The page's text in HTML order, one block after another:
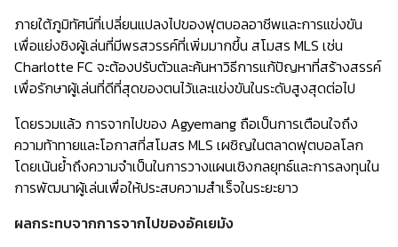
ภายใต้ภูมิทัศน์ที่เปลี่ยนแปลงไปของฟุตบอลอาชีพและการแข่งขัน
เพื่อแย่งชิงผู้เล่นที่มีพรสวรรค์ที่เพิ่มมากขึ้น สโมสร MLS เช่น
Charlotte FC จะต้องปรับตัวและค้นหาวิธีการแก้ปัญหาที่สร้างสรรค์
เพื่อรักษาผู้เล่นที่ดีที่สุดของตนไว้และแข่งขันในระดับสูงสุดต่อไป
โดยรวมแล้ว การจากไปของ Agyemang ถือเป็นการเตือนใจถึง
ความท้าทายและโอกาสที่สโมสร MLS เผชิญในตลาดฟุตบอลโลก
โดยเน้นย้ำถึงความจำเป็นในการวางแผนเชิงกลยุทธ์และการลงทุนใน
การพัฒนาผู้เล่นเพื่อให้ประสบความสำเร็จในระยะยาว
ผลกระทบจากการจากไปของอัคเยมัง